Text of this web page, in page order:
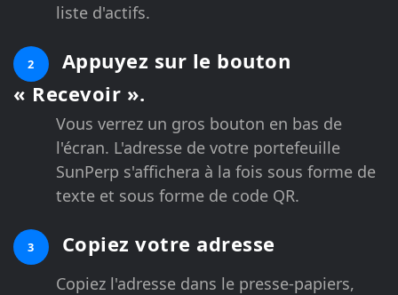
liste d'actifs.
2
Appuyez sur le bouton
« Recevoir ».
Vous verrez un gros bouton en bas de
l'écran. L'adresse de votre portefeuille
SunPerp s'affichera à la fois sous forme de
texte et sous forme de code QR.
3 Copiez votre adresse
Copiez l'adresse dans le presse-papiers,